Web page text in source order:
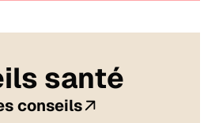
santé
conseils